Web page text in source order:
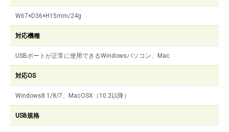
W67×D36×H15mm/24g
対応機種
USBポートが正常に使用できるWindowsパソコン、Mac
対応OS
Windows8.1/8/7、MacOSX（10.2以降）
USB規格